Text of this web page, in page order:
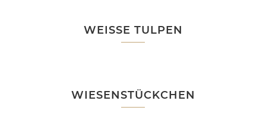
WEISSE TULPEN
WIESENSTÜCKCHEN